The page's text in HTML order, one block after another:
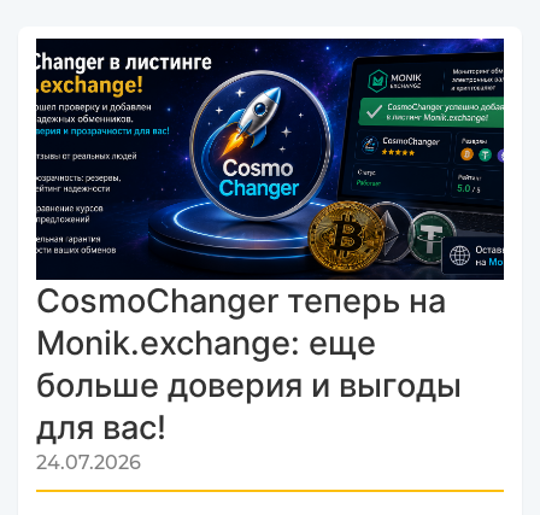
CosmoChanger теперь на
Monik.exchange: еще
больше доверия и выгоды
для вас!
24.07.2026